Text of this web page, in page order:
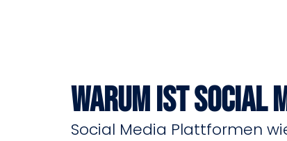
Warum ist Social
Social Media Plattformen